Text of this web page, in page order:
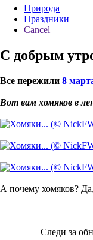
Природа
Праздники
Cancel
С добрым
Все пережили 8
Вот вам хомяков в
А почему хомяков?
Следи за